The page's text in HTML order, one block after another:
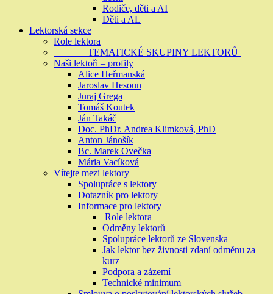
Rodiče, děti a AI
Děti a AL
Lektorská sekce
Role lektora
TEMATICKÉ SKUPINY LEKTORŮ
Naši lektoři – profily
Alice Heřmanská
Jaroslav Hesoun
Juraj Grega
Tomáš Koutek
Ján Takáč
Doc. PhDr. Andrea Klimková, PhD
Anton Jánošík
Bc. Marek Ovečka
Mária Vacíková
Vítejte mezi lektory
Spolupráce s lektory
Dotazník pro lektory
Informace pro lektory
Role lektora
Odměny lektorů
Spolupráce lektorů ze Slovenska
Jak lektor bez živnosti zdaní odměnu za
kurz
Podpora a zázemí
Technické minimum